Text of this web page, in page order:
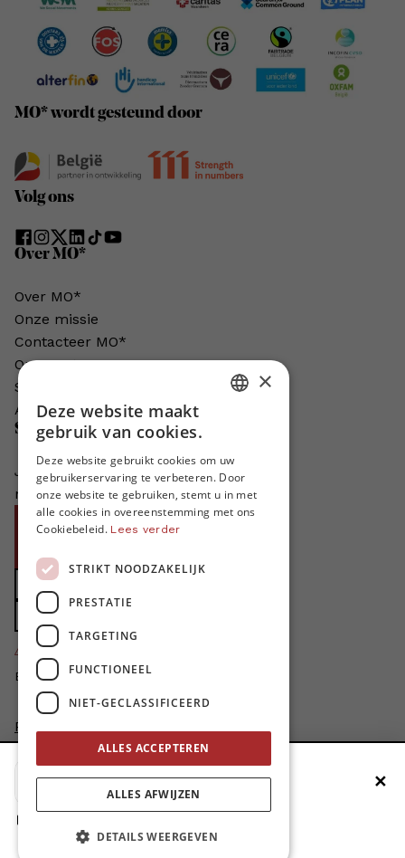
MO* wordt gesteund door
Volg ons
Over MO*
Over MO*
Onze missie
Contacteer MO*
Onze auteurs
Schrijven voor MO*?
Adverteren in MO*
Steun MO*
Je helpt ons groeien. MO* bestaat
niet zonder jouw steun!
Doe een gift
Zet MO* in uw testament
4424
Bedankt voor jullie steun!
Privacybeleid
Disclaimer
AI Charter
Cookievoorkeuren aanpassen
site by
Voeg MO* toe aan je beginscherm ✕
1. Druk op de deelknop
2. Scrol naar beneden
ENGLISH
×
Deze website maakt
gebruik van cookies.
Deze website gebruikt cookies om uw
gebruikerservaring te verbeteren. Door
onze website te gebruiken, stemt u in met
alle cookies in overeenstemming met ons
Cookiebeleid. Lees verder
STRIKT NOODZAKELIJK
PRESTATIE
TARGETING
FUNCTIONEEL
NIET-GECLASSIFICEERD
ALLES ACCEPTEREN
ALLES AFWIJZEN
DETAILS WEERGEVEN